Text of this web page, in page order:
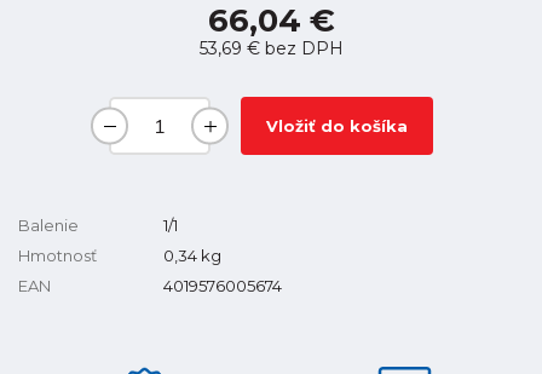
66,04 €
53,69 €bez DPH
Vložiť do košíka
Balenie
1/1
Hmotnosť
0,34 kg
EAN
4019576005674